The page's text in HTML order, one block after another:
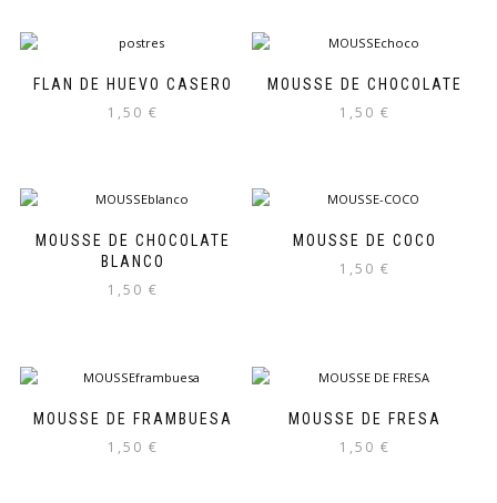
FLAN DE HUEVO CASERO
1,50 €
MOUSSE DE CHOCOLATE
1,50 €
MOUSSE DE CHOCOLATE
BLANCO
1,50 €
MOUSSE DE COCO
1,50 €
MOUSSE DE FRAMBUESA
1,50 €
MOUSSE DE FRESA
1,50 €